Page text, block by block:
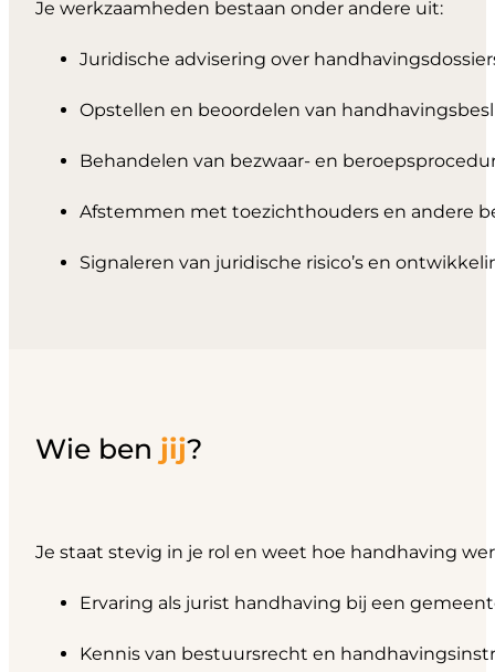
Je werkzaamheden bestaan onder andere uit:
Juridische advisering over
Opstellen en beoordelen van
Behandelen van bezwaar- en
Afstemmen met toezichthouders en andere
Signaleren van juridische risico’s en
Wie ben jij?
Je staat stevig in je rol en weet hoe handhaving
Ervaring als jurist handhaving bij een
Kennis van bestuursrecht en